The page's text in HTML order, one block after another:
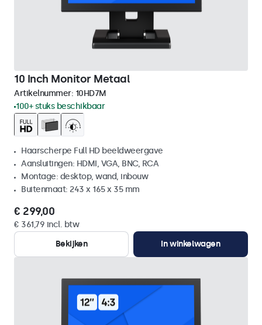
10 Inch Monitor Metaal
Artikelnummer: 10HD7M
100+ stuks beschikbaar
Haarscherpe Full HD beeldweergave
Aansluitingen: HDMI, VGA, BNC, RCA
Montage: desktop, wand, inbouw
Buitenmaat: 243 x 165 x 35 mm
€ 299,00
€ 361,79 incl. btw
Bekijken
In winkelwagen